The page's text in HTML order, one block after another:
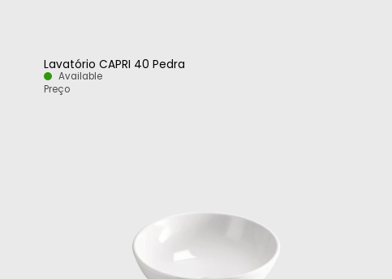
Lavatório CAPRI 40 Pedra
Available
Preço